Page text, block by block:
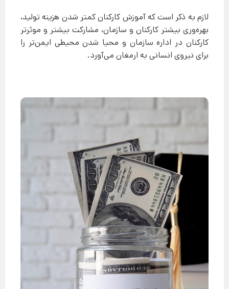
لازم به ذکر است که آموزش کارکنان کمتر شدن هزینه تولید،
بهره‌وری بیشتر کارکنان و سازمان، مشارکت بیشتر و موثرتر
کارکنان در اداره سازمان و محیا شدن محیطی ایمن‌تر را
برای نیروی انسانی به ارمغان می‌آورد.